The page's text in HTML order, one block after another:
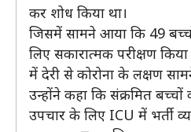
कर शोध किया था।
जिसमें सामने आया कि 49
लिए सकारात्मक परीक्षण
में देरी से कोरोना के लक्षण
उन्होंने कहा कि संक्रमित बच्चों
उपचार के लिए ICU में भर्ती